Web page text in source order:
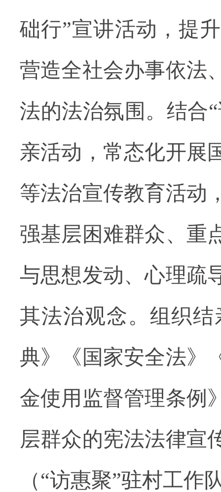
础行”宣讲活动，提
营造全社会办事依法
法的法治氛围。结合
亲活动，常态化开展
等法治宣传教育活动
强基层困难群众、重
与思想发动、心理疏
其法治观念。组织
典》《国家安全法》
金使用监督管理条例
层群众的宪法法律宣
（“访惠聚”驻村工作